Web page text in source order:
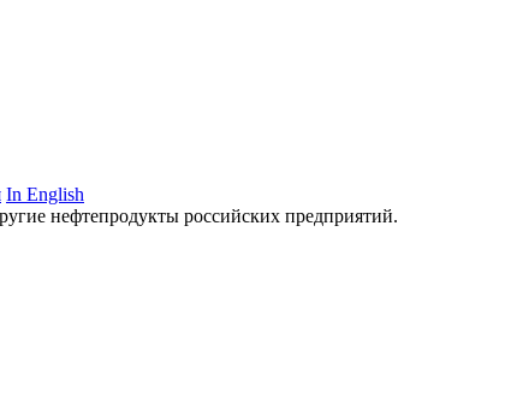
In English
нефтепродукты российских предприятий.